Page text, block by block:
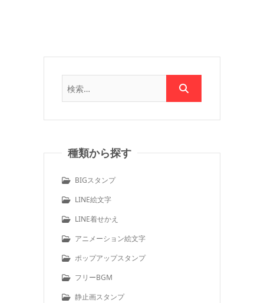
種類から探す
BIGスタンプ
LINE絵文字
LINE着せかえ
アニメーション絵文字
ポップアップスタンプ
フリーBGM
静止画スタンプ